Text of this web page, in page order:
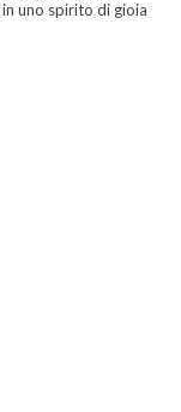
uno spirito di gioia